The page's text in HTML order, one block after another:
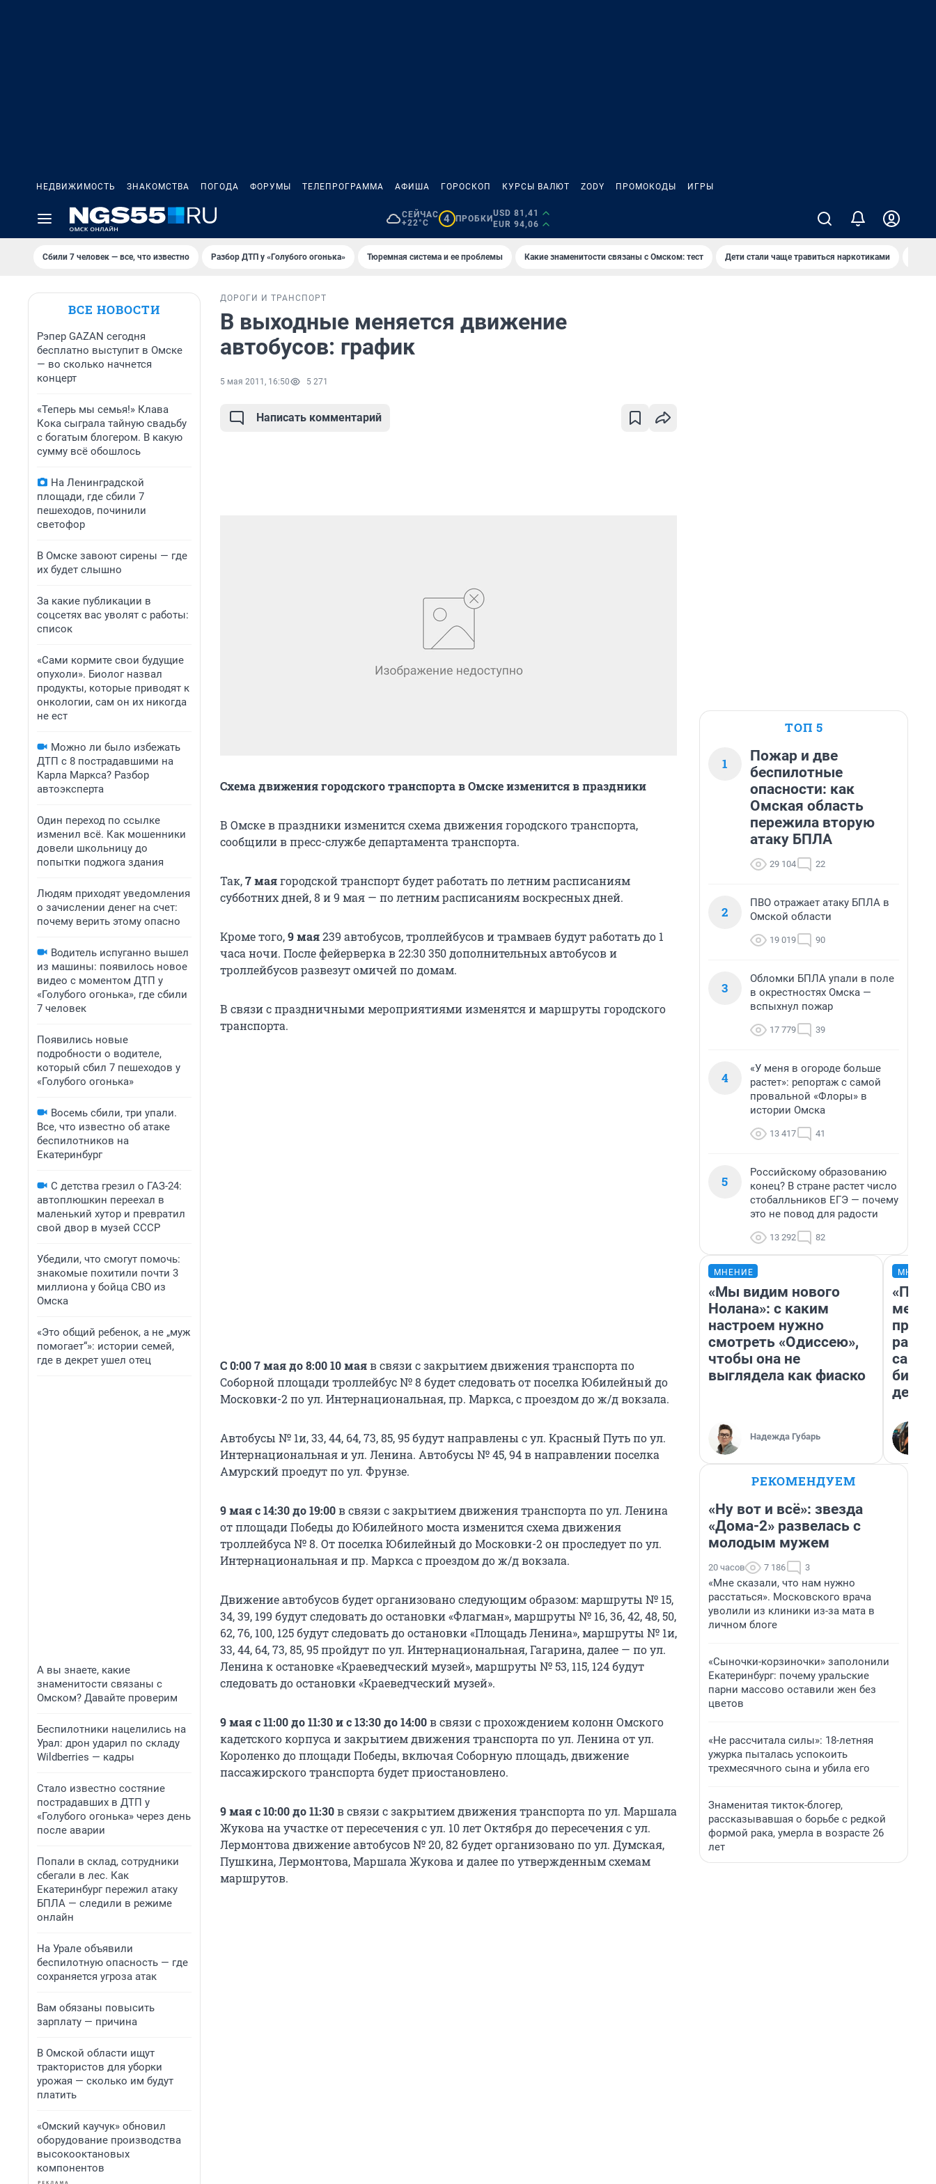
НЕДВИЖИМОСТЬ ЗНАКОМСТВА ПОГОДА ФОРУМЫ ТЕЛЕПРОГРАММА АФИША ГОРОСКОП КУРСЫ ВАЛЮТ ZODY ПРОМОКОДЫ ИГРЫ
СЕЙЧАС
+22°C
4 ПРОБКИ
USD 81,41
EUR 94,06
Сбили 7 человек — все, что известно Разбор ДТП у «Голубого огонька» Тюремная система и ее проблемы Какие знаменитости связаны с Омском: тест Дети стали чаще травиться наркотиками
ВСЕ НОВОСТИ
Рэпер GAZAN сегодня
бесплатно выступит в Омске
— во сколько начнется
концерт
«Теперь мы семья!» Клава
Кока сыграла тайную свадьбу
с богатым блогером. В какую
сумму всё обошлось
На Ленинградской
площади, где сбили 7
пешеходов, починили
светофор
В Омске завоют сирены — где
их будет слышно
За какие публикации в
соцсетях вас уволят с работы:
список
«Сами кормите свои будущие
опухоли». Биолог назвал
продукты, которые приводят к
онкологии, сам он их никогда
не ест
Можно ли было избежать
ДТП с 8 пострадавшими на
Карла Маркса? Разбор
автоэксперта
Один переход по ссылке
изменил всё. Как мошенники
довели школьницу до
попытки поджога здания
Людям приходят уведомления
о зачислении денег на счет:
почему верить этому опасно
Водитель испуганно вышел
из машины: появилось новое
видео с моментом ДТП у
«Голубого огонька», где сбили
7 человек
Появились новые
подробности о водителе,
который сбил 7 пешеходов у
«Голубого огонька»
Восемь сбили, три упали.
Все, что известно об атаке
беспилотников на
Екатеринбург
С детства грезил о ГАЗ-24:
автоплюшкин переехал в
маленький хутор и превратил
свой двор в музей СССР
Убедили, что смогут помочь:
знакомые похитили почти 3
миллиона у бойца СВО из
Омска
«Это общий ребенок, а не „муж
помогает“»: истории семей,
где в декрет ушел отец
А вы знаете, какие
знаменитости связаны с
Омском? Давайте проверим
Беспилотники нацелились на
Урал: дрон ударил по складу
Wildberries — кадры
Стало известно состяние
пострадавших в ДТП у
«Голубого огонька» через день
после аварии
Попали в склад, сотрудники
сбегали в лес. Как
Екатеринбург пережил атаку
БПЛА — следили в режиме
онлайн
На Урале объявили
беспилотную опасность — где
сохраняется угроза атак
Вам обязаны повысить
зарплату — причина
В Омской области ищут
трактористов для уборки
урожая — сколько им будут
платить
«Омский каучук» обновил
оборудование производства
высокооктановых
компонентов
ДОРОГИ И ТРАНСПОРТ
В выходные меняется движение
автобусов: график
5 мая 2011, 16:50 5 271
Написать комментарий
Схема движения городского транспорта в Омске изменится в праздники
В Омске в праздники изменится схема движения городского транспорта,
сообщили в пресс-службе департамента транспорта.
Так,7 маягородской транспорт будет работать по летним расписаниям
субботних дней, 8 и 9 мая — по летним расписаниям воскресных дней.
Кроме того,9 мая239 автобусов, троллейбусов и трамваев будут работать до 1
часа ночи. После фейерверка в 22:30 350 дополнительных автобусов и
троллейбусов развезут омичей по домам.
В связи с праздничными мероприятиями изменятся и маршруты городского
транспорта.
С 0:00 7 мая до 8:00 10 маяв связи с закрытием движения транспорта по
Соборной площади троллейбус № 8 будет следовать от поселка Юбилейный до
Московки-2 по ул. Интернациональная, пр. Маркса, с проездом до ж/д вокзала.
Автобусы № 1и, 33, 44, 64, 73, 85, 95 будут направлены с ул. Красный Путь по ул.
Интернациональная и ул. Ленина. Автобусы № 45, 94 в направлении поселка
Амурский проедут по ул. Фрунзе.
9 мая с 14:30 до 19:00в связи с закрытием движения транспорта по ул. Ленина
от площади Победы до Юбилейного моста изменится схема движения
троллейбуса № 8. От поселка Юбилейный до Московки-2 он проследует по ул.
Интернациональная и пр. Маркса с проездом до ж/д вокзала.
Движение автобусов будет организовано следующим образом: маршруты № 15,
34, 39, 199 будут следовать до остановки «Флагман», маршруты № 16, 36, 42, 48, 50,
62, 76, 100, 125 будут следовать до остановки «Площадь Ленина», маршруты № 1и,
33, 44, 64, 73, 85, 95 пройдут по ул. Интернациональная, Гагарина, далее — по ул.
Ленина к остановке «Краеведческий музей», маршруты № 53, 115, 124 будут
следовать до остановки «Краеведческий музей».
9 мая с 11:00 до 11:30 и с 13:30 до 14:00в связи с прохождением колонн Омского
кадетского корпуса и закрытием движения транспорта по ул. Ленина от ул.
Короленко до площади Победы, включая Соборную площадь, движение
пассажирского транспорта будет приостановлено.
9 мая с 10:00 до 11:30в связи с закрытием движения транспорта по ул. Маршала
Жукова на участке от пересечения с ул. 10 лет Октября до пересечения с ул.
Лермонтова движение автобусов № 20, 82 будет организовано по ул. Думская,
Пушкина, Лермонтова, Маршала Жукова и далее по утвержденным схемам
маршрутов.
ТОП 5
1
Пожар и две
беспилотные
опасности: как
Омская область
пережила вторую
атаку БПЛА
29 104 22
2
ПВО отражает атаку БПЛА в
Омской области
19 019 90
3
Обломки БПЛА упали в поле
в окрестностях Омска —
вспыхнул пожар
17 779 39
4
«У меня в огороде больше
растет»: репортаж с самой
провальной «Флоры» в
истории Омска
13 417 41
5
Российскому образованию
конец? В стране растет число
стобалльников ЕГЭ — почему
это не повод для радости
13 292 82
МНЕНИЕ
«Мы видим нового
Нолана»: с каким
настроем нужно
смотреть «Одиссею»,
чтобы она не
выглядела как фиаско
Надежда Губарь
РЕКОМЕНДУЕМ
«Ну вот и всё»: звезда
«Дома-2» развелась с
молодым мужем
20 часов 7 186 3
«Мне сказали, что нам нужно
расстаться». Московского врача
уволили из клиники из-за мата в
личном блоге
«Сыночки-корзиночки» заполонили
Екатеринбург: почему уральские
парни массово оставили жен без
цветов
«Не рассчитала силы»: 18-летняя
ужурка пыталась успокоить
трехмесячного сына и убила его
Знаменитая тикток-блогер,
рассказывавшая о борьбе с редкой
формой рака, умерла в возрасте 26
лет